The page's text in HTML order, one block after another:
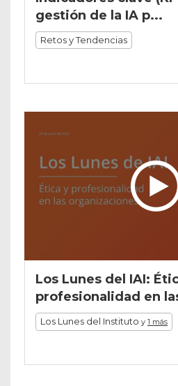
gestión de la IA p...
Retos y Tendencias
Los Lunes del IAI:
profesionalidad en
Los Lunes del Instituto y 1 más